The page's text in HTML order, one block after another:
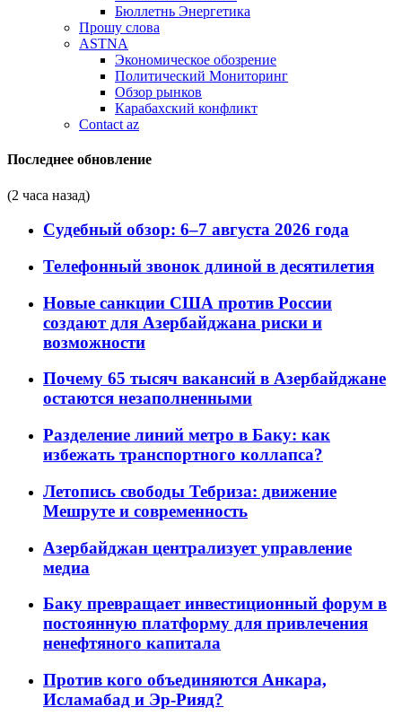
Бюллетнь Энергетика
Прошу слова
ASTNA
Экономическое обозрение
Политический Мониторинг
Обзор рынков
Карабахский конфликт
Contact az
Последнее обновление
(2 часа назад)
Судебный обзор: 6–7 августа 2026 года
Телефонный звонок длиной в десятилетия
Новые санкции США против России
создают для Азербайджана риски и
возможности
Почему 65 тысяч вакансий в Азербайджане
остаются незаполненными
Разделение линий метро в Баку: как
избежать транспортного коллапса?
Летопись свободы Тебриза: движение
Мешруте и современность
Азербайджан централизует управление
медиа
Баку превращает инвестиционный форум в
постоянную платформу для привлечения
ненефтяного капитала
Против кого объединяются Анкара,
Исламабад и Эр-Рияд?